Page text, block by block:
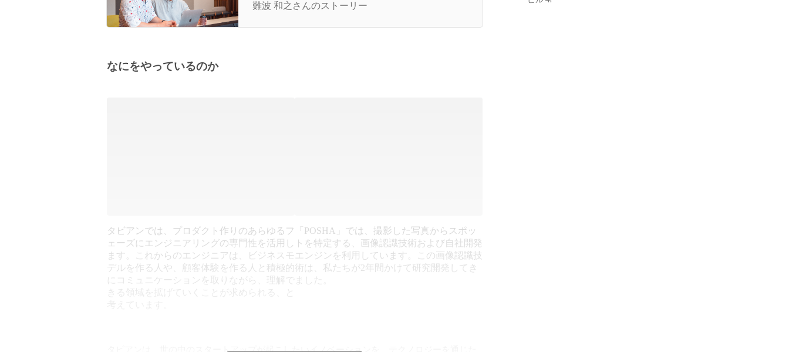
難波 和之さんのストーリー
なにをやっているのか
タビアンでは、プロダクト作りのあらゆるフ
ェーズにエンジニアリングの専門性を活用し
ます。これからのエンジニアは、ビジネスモ
デルを作る人や、顧客体験を作る人と積極的
にコミュニケーションを取りながら、理解で
「POSHA」では、撮影した写真からスポッ
トを特定する、画像認識技術および自社開発
エンジンを利用しています。この画像認識技
術は、私たちが2年間かけて研究開発してき
ました。
タビアンは、世の中のスタートアップが起こしたいイノベーションを、テクノロジーを通じた